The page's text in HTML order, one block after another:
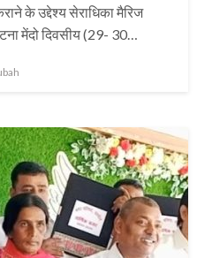
के उद्देश्य सेराधिका मैरिज
मेंदो दिवसीय (29- 30…